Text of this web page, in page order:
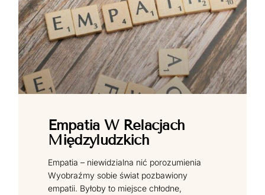
Empatia W Relacjach
Międzyludzkich
Empatia – niewidzialna nić porozumienia
Wyobraźmy sobie świat pozbawiony
empatii. Byłoby to miejsce chłodne,